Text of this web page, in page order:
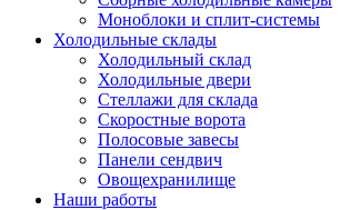
Моноблоки и сплит-системы
Холодильные склады
Холодильный склад
Холодильные двери
Стеллажи для склада
Скоростные ворота
Полосовые завесы
Панели сендвич
Овощехранилище
Наши работы